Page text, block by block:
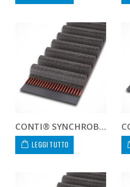
CONTI® SYNCHROBELT 450H300
LEGGI TUTTO